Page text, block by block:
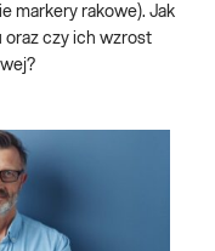
markery rakowe). Jak
oraz czy ich wzrost